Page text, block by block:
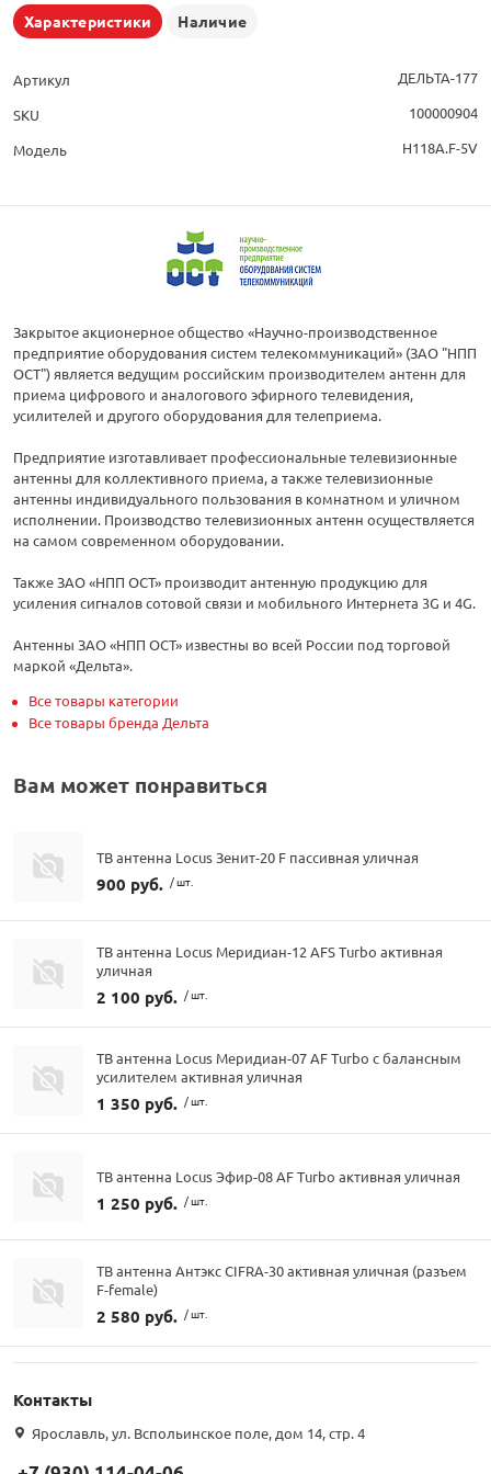
Характеристики Наличие
Артикул
ДЕЛЬТА-177
SKU
100000904
Модель
Н118А.F-5V
Закрытое акционерное общество «Научно-производственное
предприятие оборудования систем телекоммуникаций» (ЗАО "НПП
ОСТ") является ведущим российским производителем антенн для
приема цифрового и аналогового эфирного телевидения,
усилителей и другого оборудования для телеприема.
Предприятие изготавливает профессиональные телевизионные
антенны для коллективного приема, а также телевизионные
антенны индивидуального пользования в комнатном и уличном
исполнении. Производство телевизионных антенн осуществляется
на самом современном оборудовании.
Также ЗАО «НПП ОСТ» производит антенную продукцию для
усиления сигналов сотовой связи и мобильного Интернета 3G и 4G.
Антенны ЗАО «НПП ОСТ» известны во всей России под торговой
маркой «Дельта».
Все товары категории
Все товары бренда Дельта
Вам может понравиться
ТВ антенна Locus Зенит-20 F пассивная уличная
900 руб. / шт.
ТВ антенна Locus Меридиан-12 AFS Turbo активная
уличная
2 100 руб. / шт.
ТВ антенна Locus Меридиан-07 AF Turbo с балансным
усилителем активная уличная
1 350 руб. / шт.
ТВ антенна Locus Эфир-08 AF Turbo активная уличная
1 250 руб. / шт.
ТВ антенна Антэкс CIFRA-30 активная уличная (разъем
F-female)
2 580 руб. / шт.
Контакты
Ярославль, ул. Вспольинское поле, дом 14, стр. 4